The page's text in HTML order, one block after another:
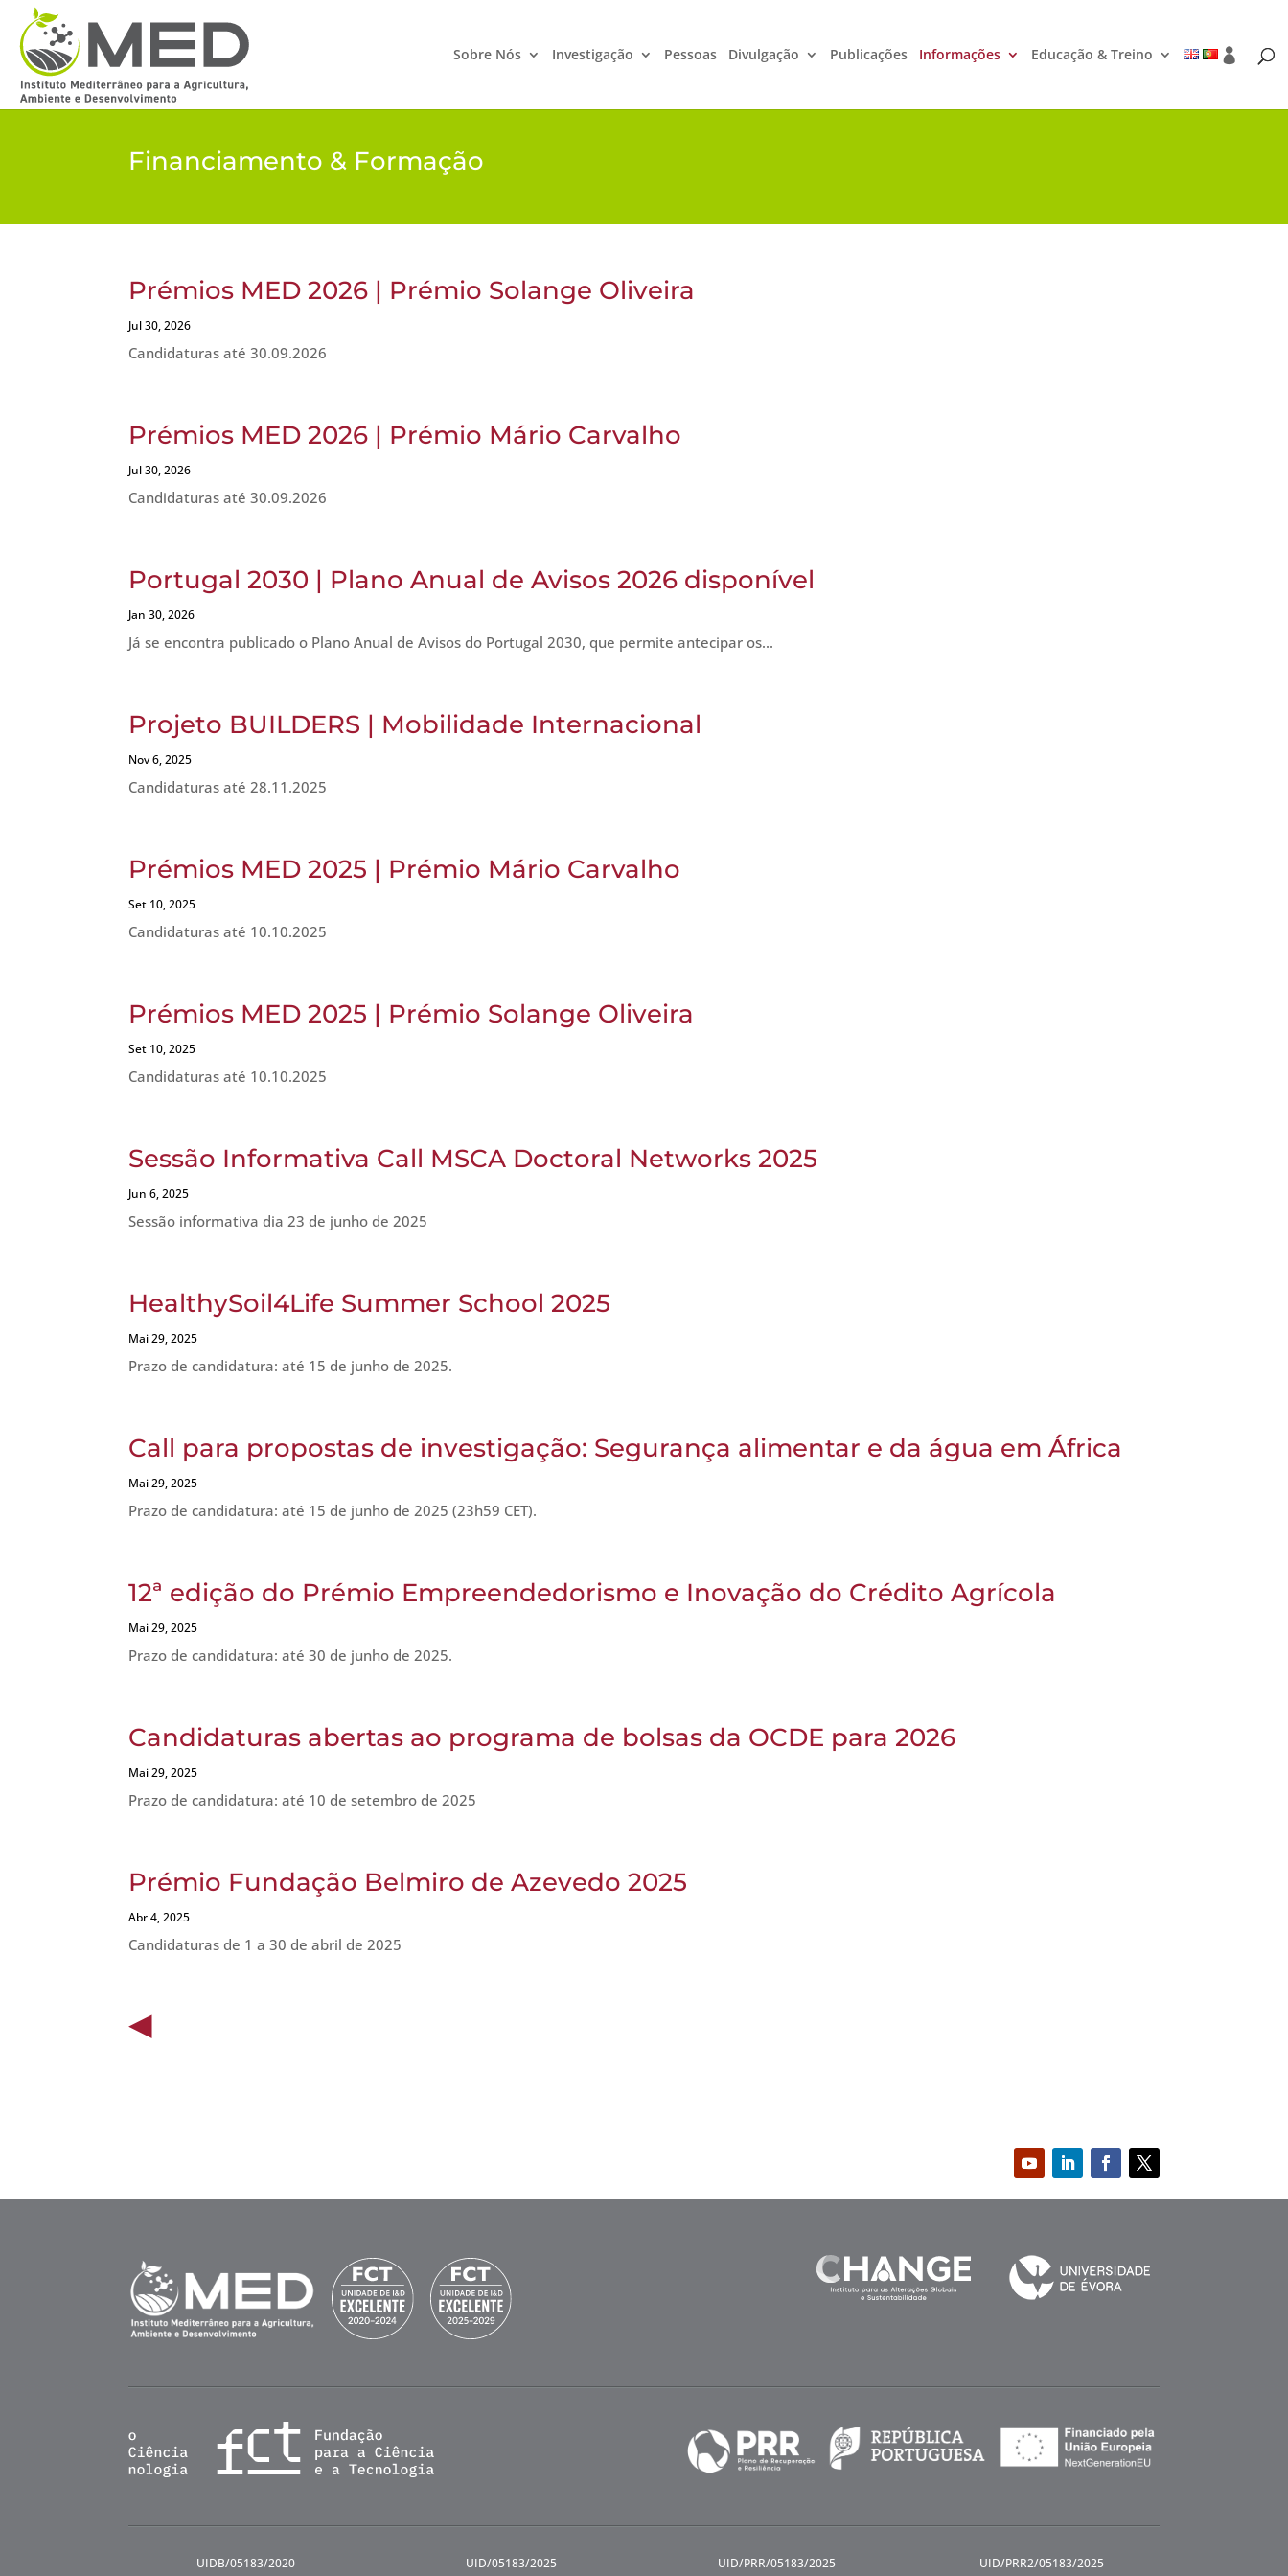
Sobre Nós Investigação Pessoas Divulgação Publicações Informações Educação & Treino
Financiamento & Formação
Prémios MED 2026 | Prémio Solange Oliveira
Jul 30, 2026
Candidaturas até 30.09.2026
Prémios MED 2026 | Prémio Mário Carvalho
Jul 30, 2026
Candidaturas até 30.09.2026
Portugal 2030 | Plano Anual de Avisos 2026 disponível
Jan 30, 2026
Já se encontra publicado o Plano Anual de Avisos do Portugal 2030, que permite antecipar os...
Projeto BUILDERS | Mobilidade Internacional
Nov 6, 2025
Candidaturas até 28.11.2025
Prémios MED 2025 | Prémio Mário Carvalho
Set 10, 2025
Candidaturas até 10.10.2025
Prémios MED 2025 | Prémio Solange Oliveira
Set 10, 2025
Candidaturas até 10.10.2025
Sessão Informativa Call MSCA Doctoral Networks 2025
Jun 6, 2025
Sessão informativa dia 23 de junho de 2025
HealthySoil4Life Summer School 2025
Mai 29, 2025
Prazo de candidatura: até 15 de junho de 2025.
Call para propostas de investigação: Segurança alimentar e da água em África
Mai 29, 2025
Prazo de candidatura: até 15 de junho de 2025 (23h59 CET).
12ª edição do Prémio Empreendedorismo e Inovação do Crédito Agrícola
Mai 29, 2025
Prazo de candidatura: até 30 de junho de 2025.
Candidaturas abertas ao programa de bolsas da OCDE para 2026
Mai 29, 2025
Prazo de candidatura: até 10 de setembro de 2025
Prémio Fundação Belmiro de Azevedo 2025
Abr 4, 2025
Candidaturas de 1 a 30 de abril de 2025
UIDB/05183/2020 UID/05183/2025 UID/PRR/05183/2025 UID/PRR2/05183/2025